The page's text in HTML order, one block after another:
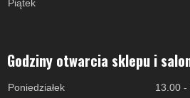
Piątek
Godziny otwarcia sklepu i
Poniedziałek
13.00 -